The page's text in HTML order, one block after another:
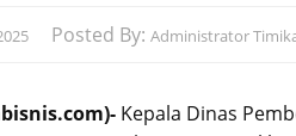
Posted By: Administrator
Kepala Dinas